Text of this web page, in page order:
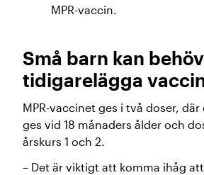
MPR-vaccin.
Små barn kan
tidigarelägga
MPR-vaccinet ges i två doser,
ges vid 18 månaders ålder och
årskurs 1 och 2.
– Det är viktigt att komma ihåg